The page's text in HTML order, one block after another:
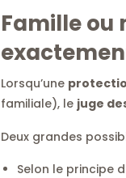
Famille
Lorsqu’une
familiale), le juge
Deux grandes
Selon le principe